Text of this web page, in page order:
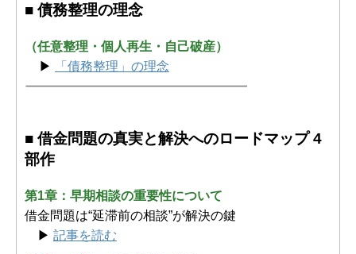
■ 債務整理の理念
（任意整理・個人再生・自己破産）
▶
「債務整理」の理念
■ 借金問題の真実と解決へのロードマップ 4
部作
第1章：早期相談の重要性について
借金問題は“延滞前の相談”が解決の鍵
▶ 記事を読む